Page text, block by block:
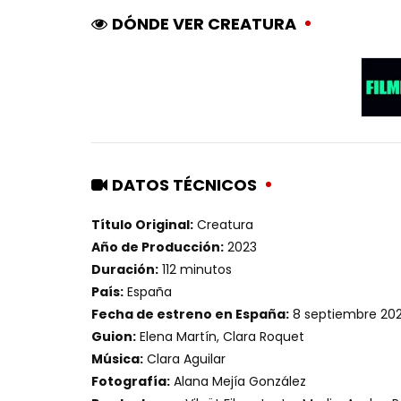
DÓNDE VER CREATURA
DATOS TÉCNICOS
Título Original: Creatura
Año de Producción: 2023
Duración: 112 minutos
País: España
Fecha de estreno en España: 8 septiembre
Guion: Elena Martín, Clara Roquet
Música: Clara Aguilar
Fotografía: Alana Mejía González